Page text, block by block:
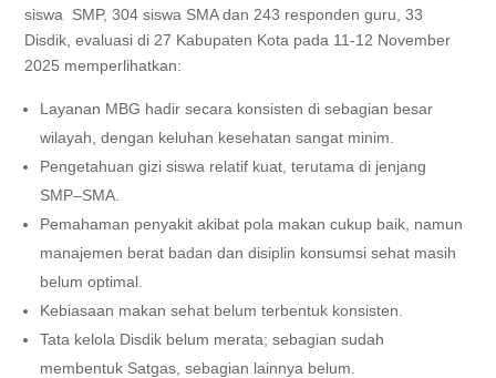
siswa SMP, 304 siswa SMA dan 243 responden guru, 33
Disdik, evaluasi di 27 Kabupaten Kota pada 11-12 November
2025 memperlihatkan:
Layanan MBG hadir secara konsisten di sebagian besar
wilayah, dengan keluhan kesehatan sangat minim.
Pengetahuan gizi siswa relatif kuat, terutama di jenjang
SMP–SMA.
Pemahaman penyakit akibat pola makan cukup baik, namun
manajemen berat badan dan disiplin konsumsi sehat masih
belum optimal.
Kebiasaan makan sehat belum terbentuk konsisten.
Tata kelola Disdik belum merata; sebagian sudah
membentuk Satgas, sebagian lainnya belum.